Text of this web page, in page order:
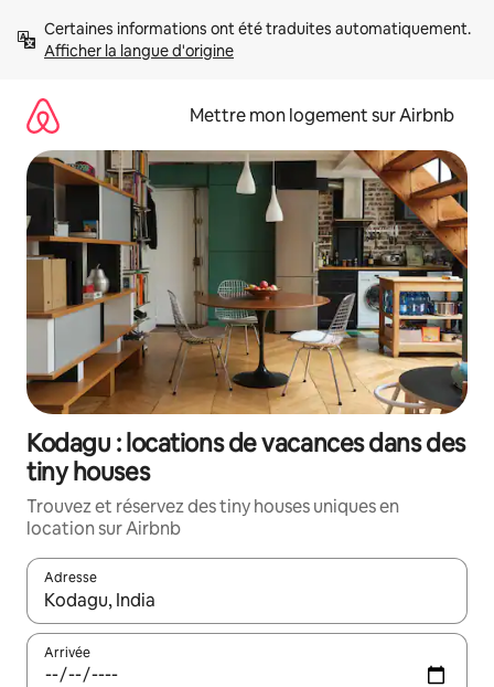
directement
Afficher la langue d'origine
Mettre mon logement sur Airbnb
Kodagu : locations de vacances dans des
tiny houses
Trouvez et réservez des tiny houses uniques en
location sur Airbnb
Adresse
Lorsque les résultats s'affichent, utilisez les flèches vers le
Arrivée